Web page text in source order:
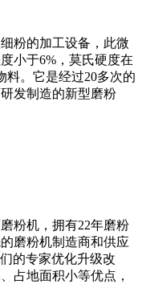
粉的加工设备，此微
小于6%，莫氏硬度在
料。它是经过20多次的
发制造的新型磨粉
粉机，拥有22年磨粉
磨粉机制造商和供应
的专家优化升级改
占地面积小等优点，